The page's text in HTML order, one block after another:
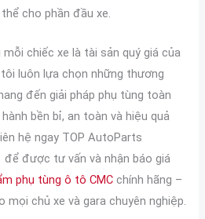
cho phần đầu xe.
chiếc xe là tài sản quý giá của
luôn lựa chọn những thương
đến giải pháp phụ tùng toàn
bền bỉ, an toàn và hiệu quả
hệ ngay TOP AutoParts
để được tư vấn và nhận báo giá
phụ tùng ô tô CMC chính hãng –
mọi chủ xe và gara chuyên nghiệp.